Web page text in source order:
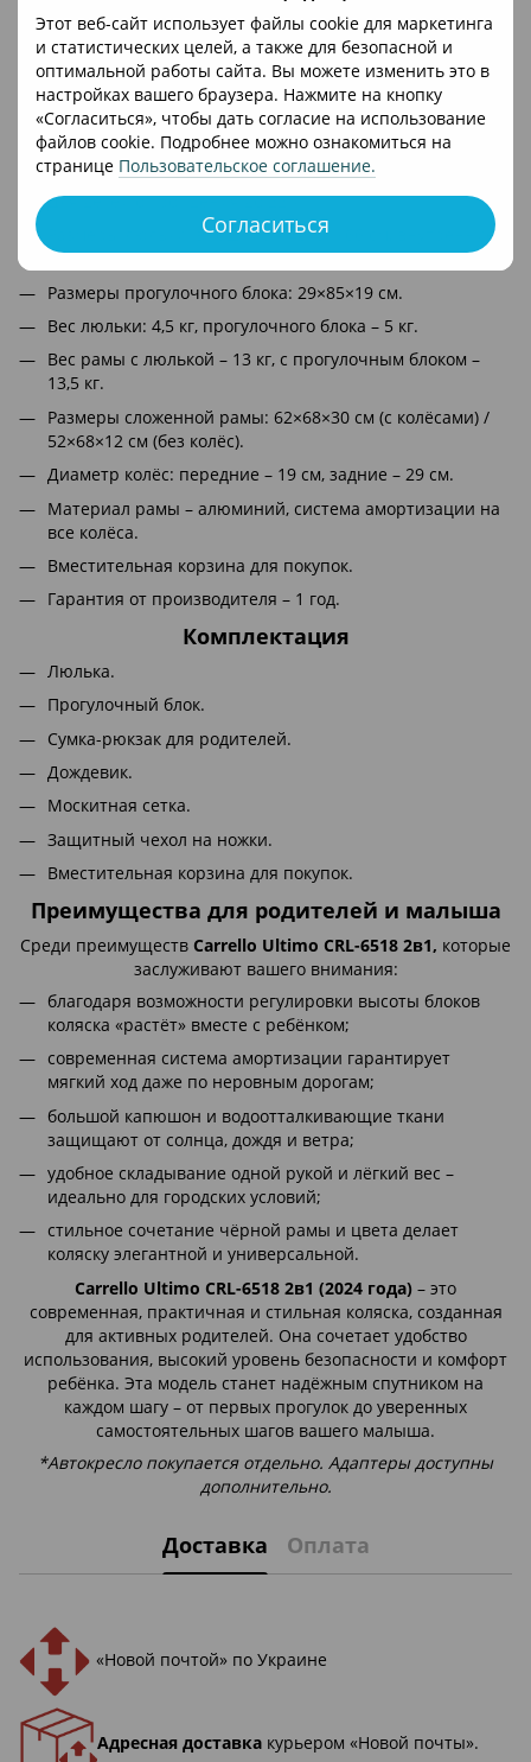
Этот веб-сайт использует файлы cookie для маркетинга
и статистических целей, а также для безопасной и
оптимальной работы сайта. Вы можете изменить это в
настройках вашего браузера. Нажмите на кнопку
«Согласиться», чтобы дать согласие на использование
файлов cookie. Подробнее можно ознакомиться на
странице Пользовательское соглашение.
Согласиться
вибраций.
Лёгкая алюминиевая рама с телескопической
родительской ручкой (положения 93/99/104/107 см).
Тип складывания – «книжка» для удобной
транспортировки и хранения.
Технические характеристики
Для детей от рождения до 22 кг.
Размеры люльки: внешние – 46×91×66 см, внутренние –
37×78×22 см.
Размеры прогулочного блока: 29×85×19 см.
Вес люльки: 4,5 кг, прогулочного блока – 5 кг.
Вес рамы с люлькой – 13 кг, с прогулочным блоком –
13,5 кг.
Размеры сложенной рамы: 62×68×30 см (с колёсами) /
52×68×12 см (без колёс).
Диаметр колёс: передние – 19 см, задние – 29 см.
Материал рамы – алюминий, система амортизации на
все колёса.
Вместительная корзина для покупок.
Гарантия от производителя – 1 год.
Комплектация
Люлька.
Прогулочный блок.
Сумка-рюкзак для родителей.
Дождевик.
Москитная сетка.
Защитный чехол на ножки.
Вместительная корзина для покупок.
Преимущества для родителей и малыша
Среди преимуществ Carrello Ultimo CRL-6518 2в1, которые
заслуживают вашего внимания:
благодаря возможности регулировки высоты блоков
коляска «растёт» вместе с ребёнком;
современная система амортизации гарантирует
мягкий ход даже по неровным дорогам;
большой капюшон и водоотталкивающие ткани
защищают от солнца, дождя и ветра;
удобное складывание одной рукой и лёгкий вес –
идеально для городских условий;
стильное сочетание чёрной рамы и цвета делает
коляску элегантной и универсальной.
Carrello Ultimo CRL-6518 2в1 (2024 года) – это
современная, практичная и стильная коляска, созданная
для активных родителей. Она сочетает удобство
использования, высокий уровень безопасности и комфорт
ребёнка. Эта модель станет надёжным спутником на
каждом шагу – от первых прогулок до уверенных
самостоятельных шагов вашего малыша.
*Автокресло покупается отдельно. Адаптеры доступны
дополнительно.
Доставка Оплата
«Новой почтой» по Украине
Адресная доставка курьером «Новой почты».